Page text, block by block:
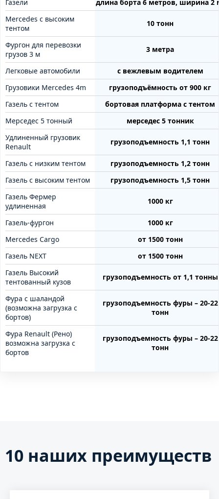
Газели
длина борта 6 метров, ширина 2
Mercedes с высоким
тентом
10 тонн
Фургон для перевозки
грузов 3 м
3 метра
Легковые автомобили
с вежлевым водителем
Грузовики Mercedes 4m
грузоподъёмность от 900 кг
Газель с тентом
бортовая платформа с тентом
Мерседес 5 тонный
мерседес 5 тонник
Удлиненный грузовик
Renault
грузоподъемность 1,1 тонн
Газель с низким тентом
грузоподъемность 1,2 тонн
Газель с высоким тентом
грузоподъемность 1,5 тонн
Газель Фермер
удлиненная
1000 кг
Газель-фургон
1000 кг
Mercedes Cargo
от 1500 тонн
Газель NEXT
от 1500 тонн
Газель Высокий
тентованный кузов
грузоподъемность от 1,1 тонны
Фура с шаландой
(возможна загрузка с
бортов)
грузоподъемность фуры – 20-22
тонн
Фура Renault (Рено)
возможна загрузка с
бортов
грузоподъемность фуры – 20-22
тонн
10 наших преимуществ